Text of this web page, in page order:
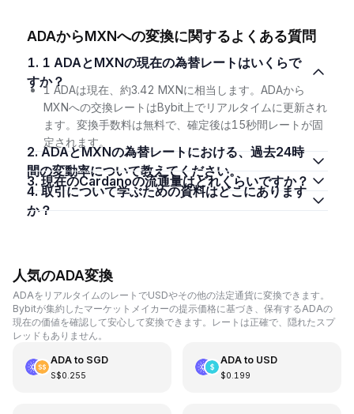
ADAからMXNへの変換に関するよくある質問
1. 1 ADAとMXNの現在の為替レートはいくらで
すか？
1 ADAは現在、約3.42 MXNに相当します。ADAから
MXNへの交換レートはBybit上でリアルタイムに更新され
ます。変換手数料は無料で、確定後は15秒間レートが固
定されます。
2. ADAとMXNの為替レートにおける、過去24時
間の変動率について教えてください。
3. 現在のCardanoの流通量はどれくらいですか？
4. 取引について学ぶための資料はどこにあります
か？
人気のADA変換
ADAをリアルタイムのレートでUSDやその他の法定通貨に変換できます。
Bybitが集約したマーケットメイカーの提示価格に基づき、保有するADAの
現在の価値を確認して安心して変換できます。レートは正確で、隠れたスプ
レッドもありません。
ADAto SGD
S$0.255
ADAto USD
$0.199